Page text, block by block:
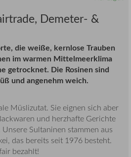
Demeter- &
die weiße, kernlose Trauben
im warmen Mittelmeerklima
getrocknet. Die Rosinen sind
und angenehm weich.
Müslizutat. Sie eignen sich aber
und herzhafte Gerichte
Sultaninen stammen aus
das bereits seit 1976 besteht.
bezahlt!